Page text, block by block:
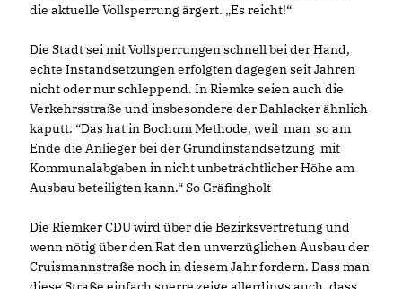
die aktuelle Vollsperrung ärgert. „Es reicht!“
Die Stadt sei mit Vollsperrungen schnell bei der Hand,
echte Instandsetzungen erfolgten dagegen seit Jahren
nicht oder nur schleppend. In Riemke seien auch die
Verkehrsstraße und insbesondere der Dahlacker ähnlich
kaputt. “Das hat in Bochum Methode, weil man so am
Ende die Anlieger bei der Grundinstandsetzung mit
Kommunalabgaben in nicht unbeträchtlicher Höhe am
Ausbau beteiligten kann.“ So Gräfingholt
Die Riemker CDU wird über die Bezirksvertretung und
wenn nötig über den Rat den unverzüglichen Ausbau der
Cruismannstraße noch in diesem Jahr fordern. Dass man